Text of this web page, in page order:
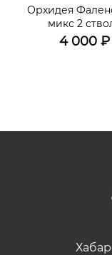
Орхидея
микс 2
4 000₽